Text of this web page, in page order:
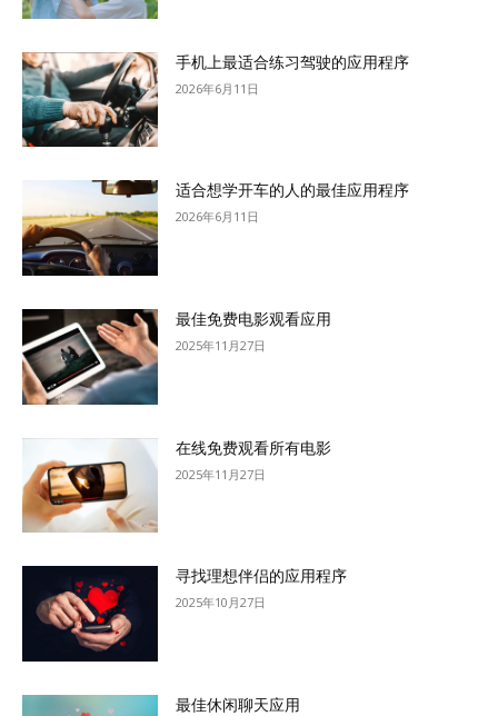
手机上最适合练习驾驶的应用程序
2026年6月11日
适合想学开车的人的最佳应用程序
2026年6月11日
最佳免费电影观看应用
2025年11月27日
在线免费观看所有电影
2025年11月27日
寻找理想伴侣的应用程序
2025年10月27日
最佳休闲聊天应用